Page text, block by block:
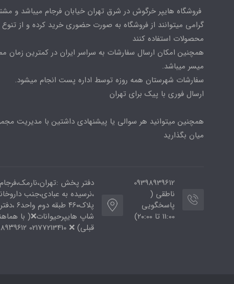
فروشگاه هایپر خرگوش در شرق تهران خیابان فرجام میباشد و
گرامی میتوانند از فروشگاه به صورت حضوری خرید کرده و از تنوع
محصولات استفاده کنند
همچنین امکان ارسال سفارشات به سراسر ایران در کمترین زمان
میسر میباشد.
سفارشات شهرستان همه روزه توسط اداره پست انجام میشود.
ارسال فوری با پیک برای تهران
همچنین میتوانید هر سوالی یا پیشنهادی داشتین با مدیریت
میان بگذارید
09398939612
ناطقی (
پاسخگویی
11:00 تا ۲۰:00)
دفتر پخش :تهران،نارمک،فرجام
،نرسیده به عبادی،جنب
پلاک۴۶۰ طبقه
شاپ هایپرحیوانات❌( با
قبلی) ❌ 02177213410 ۰۹۳۹۸۹۳۹۶۱۲